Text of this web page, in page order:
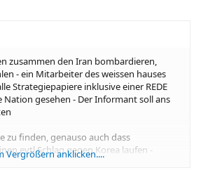
zusammen den Iran bombardieren,
- ein Mitarbeiter des weissen hauses
Strategiepapiere inklusive einer REDE
Nation gesehen - Der Informant soll ans
zu finden, genauso auch dass
evtl Schlag gegen Korea laufen -
Flugzeugträger unterwegs - mitsamt
Vergrößern anklicken....